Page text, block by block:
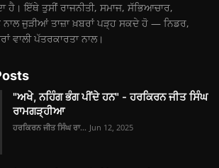
ਹੈ। ਇੱਥੇ ਤੁਸੀਂ ਰਾਜਨੀਤੀ, ਸਮਾਜ, ਸੱਭਿਆਚਾਰ,
ਜੁੜੀਆਂ ਤਾਜ਼ਾ ਖ਼ਬਰਾਂ ਪੜ੍ਹ ਸਕਦੇ ਹੋ — ਨਿਡਰ,
ਵਾਲੀ ਪੱਤਰਕਾਰਤਾ ਨਾਲ।
"ਅਖੇ, ਨਹਿੰਗ ਭੰਗ ਪੀਂਦੇ ਹਨ" - ਹਰਕਿਰਨ ਜੀਤ ਸਿੰਘ
ਰਾਮਗੜ੍ਹੀਆ
ਹਰਕਿਰਨ ਜੀਤ ਸਿੰਘ ਰਾ... Jun 12, 2025